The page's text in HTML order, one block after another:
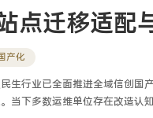
、贴合本地运维标准的专属建站
点迁移适配
产化
生行业已全面推进全域信创国
当下多数运维单位存在改造认